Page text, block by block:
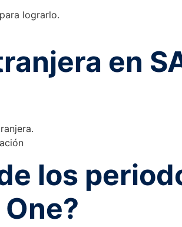
lograrlo.
en
los